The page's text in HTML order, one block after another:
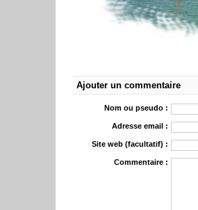
Ajouter un commentaire
Nom ou pseudo :
Adresse email :
Site web (facultatif) :
Commentaire :